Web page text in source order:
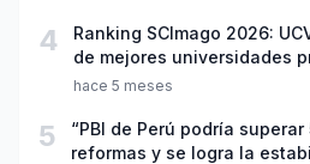
4
Ranking SCImago 2026:
de mejores universidades
hace 5 meses
5
“PBI de Perú podría
reformas y se logra la